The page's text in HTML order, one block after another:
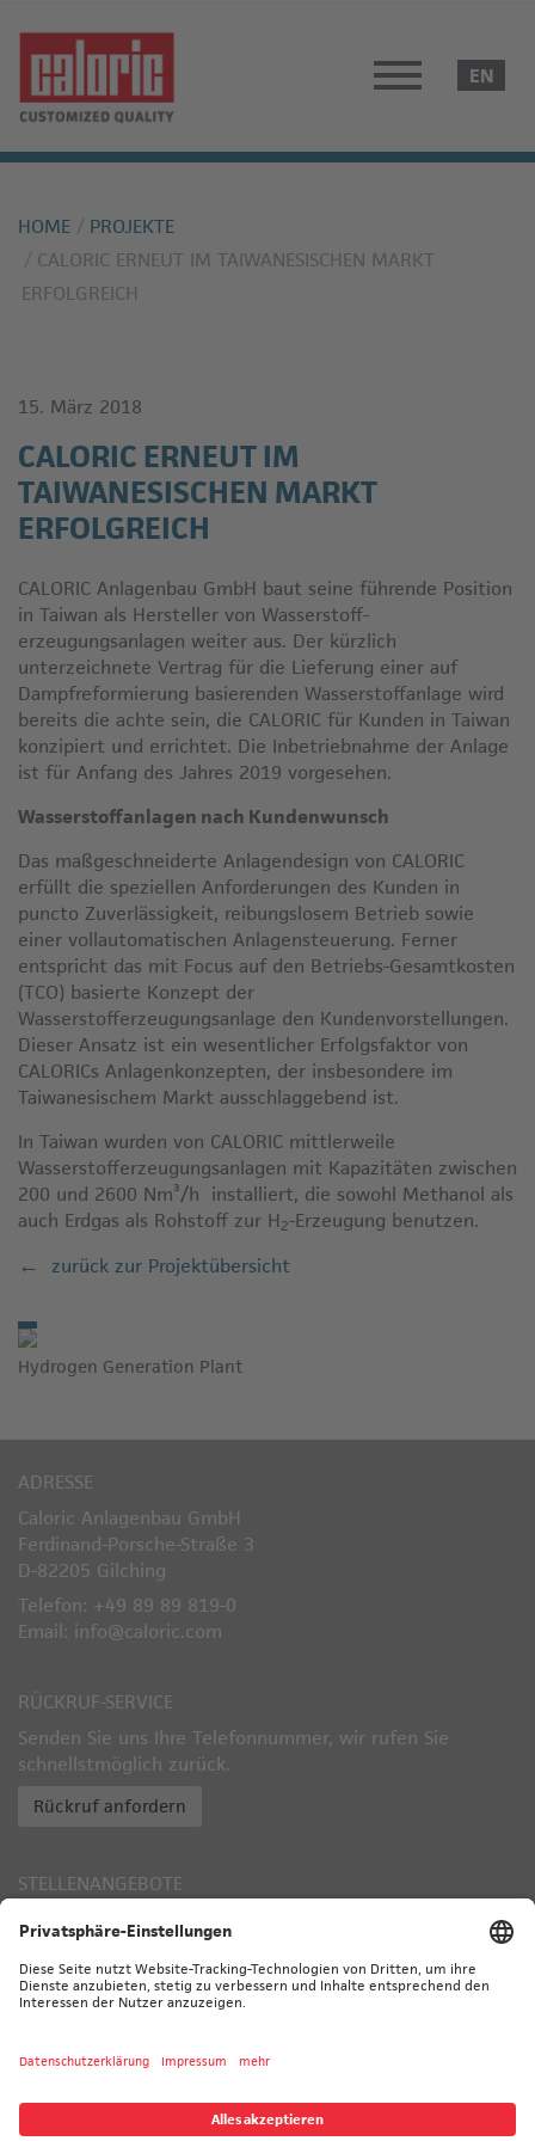
HOME
PROJEKTE
CALORIC ERNEUT IM TAIWANESISCHEN MARKT
ERFOLGREICH
15. März 2018
CALORIC ERNEUT IM
TAIWANESISCHEN MARKT
ERFOLGREICH
CALORIC Anlagenbau GmbH baut seine führende Position
in Taiwan als Hersteller von Wasserstoff­
erzeugungsanlagen weiter aus. Der kürzlich
unterzeichnete Vertrag für die Lieferung einer auf
Dampfreformierung basierenden Wasserstoffanlage wird
bereits die achte sein, die CALORIC für Kunden in Taiwan
konzipiert und errichtet. Die Inbetriebnahme der Anlage
ist für Anfang des Jahres 2019 vorgesehen.
Wasserstoffanlagen nach Kundenwunsch
Das maßgeschneiderte Anlagendesign von CALORIC
erfüllt die speziellen Anforderungen des Kunden in
puncto Zuverlässigkeit, reibungslosem Betrieb sowie
einer vollautomatischen Anlagensteuerung. Ferner
entspricht das mit Focus auf den Betriebs-Gesamtkosten
(TCO) basierte Konzept der
Wasserstofferzeugungsanlage den Kundenvorstellungen.
Dieser Ansatz ist ein wesentlicher Erfolgsfaktor von
CALORICs Anlagenkonzepten, der insbesondere im
Taiwanesischem Markt ausschlaggebend ist.
In Taiwan wurden von CALORIC mittlerweile
Wasserstofferzeugungsanlagen mit Kapazitäten zwischen
200 und 2600 Nm³/h installiert, die sowohl Methanol als
auch Erdgas als Rohstoff zur H2-Erzeugung benutzen.
zurück zur Projektübersicht
Hydrogen Generation Plant
ADRESSE
Caloric Anlagenbau GmbH
Ferdinand-Porsche-Straße 3
D-82205 Gilching
Telefon: +49 89 89 819-0
Email: info@caloric.com
RÜCKRUF-SERVICE
Senden Sie uns Ihre Telefonnummer, wir rufen Sie
schnellstmöglich zurück.
Rückruf anfordern
STELLENANGEBOTE
Zu den aktuell offenen Stellen
TÜV ZERTIFIZIERT
© 2026 CALORIC - ALLE RECHTE VORBEHALTEN